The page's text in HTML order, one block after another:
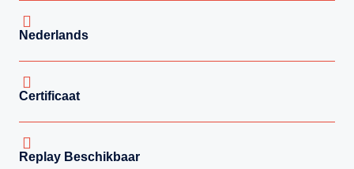
Nederlands
Certificaat
Replay Beschikbaar